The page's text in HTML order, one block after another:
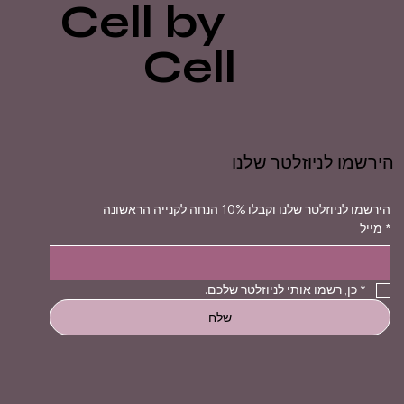
Cell by
Cell
הירשמו לניוזלטר שלנו וקבלו 10% הנחה לקנייה הראשונה
* מייל
* כן, רשמו אותי לניוזלטר שלכם.
שלח
הירשמו לניוזלטר שלנו